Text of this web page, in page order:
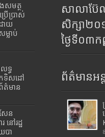
សមត្ថ
ើប្រាស់
ោយ
លាប់
ទ្ធ
កទិសដៅ
ត៌មាន​
ែន
នៅរដ្ឋ
បា
សាលាប៊ែ
សិក្សា២
ថ្ងៃទី០៣
ព័ត៌មានអន្